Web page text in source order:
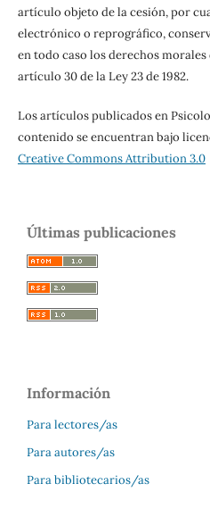
artículo objeto de la cesión, por
electrónico o reprográfico,
en todo caso los derechos
artículo 30 de la Ley 23 de 1982.
Los artículos publicados en
contenido se encuentran bajo
Creative Commons Attribution 3.0
Últimas publicaciones
Información
Para lectores/as
Para autores/as
Para bibliotecarios/as